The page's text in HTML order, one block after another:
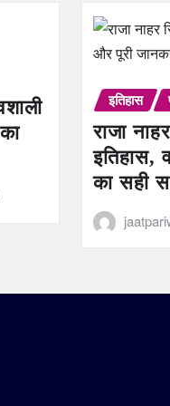
इतिहास
राजा
इतिहास,
का सही